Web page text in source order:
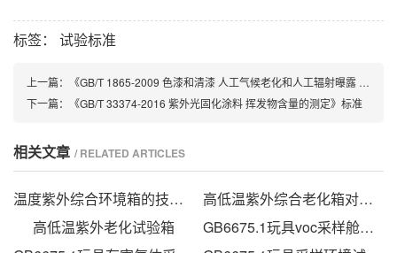
标签： 试验标准
上一篇：
《GB/T 1865-2009 色漆和清漆 人工气候老化和人工辐射曝露 滤过的氙弧辐射》标准
下一篇：
《GB/T 33374-2016 紫外光固化涂料 挥发物含量的测定》标准
相关文章 / RELATED ARTICLES
温度紫外综合环境箱的技术方案
高低温紫外综合老化箱对安全阀的老化试验
高低温紫外老化试验箱
GB6675.1玩具voc采样舱的技术条件